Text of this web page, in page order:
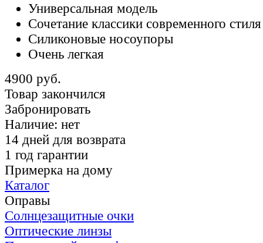
Универсальная модель
Сочетание классики современного стиля
Силиконовые носоупоры
Очень легкая
4900 руб.
Товар закончился
Забронировать
Наличие: нет
14 дней для возврата
1 год гарантии
Примерка на дому
Каталог
Оправы
Солнцезащитные очки
Оптические линзы